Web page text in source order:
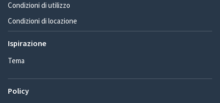
Condizioni di utilizzo
Condizioni di locazione
Ispirazione
Tema
Policy